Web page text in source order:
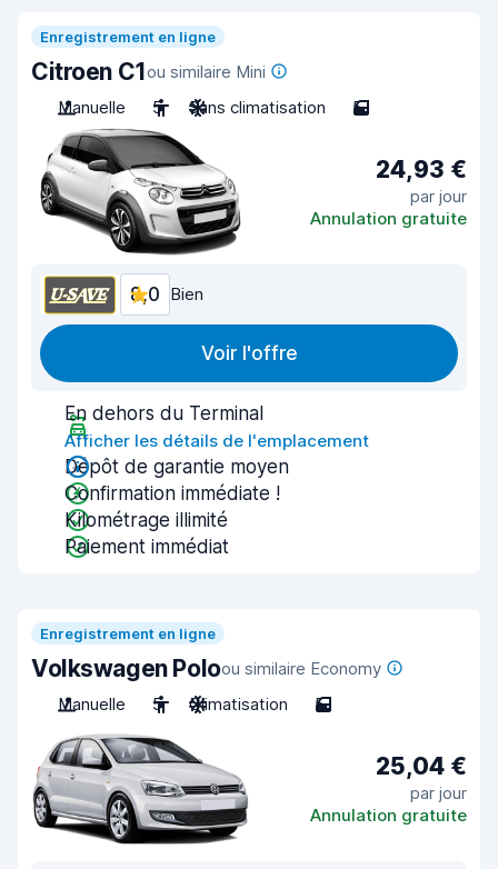
Enregistrement en ligne
Citroen C1ou similaire Mini
Manuelle
5 Sans climatisation 5
24,93 €
par jour
Annulation gratuite
8,0 Bien
Voir l'offre
En dehors du Terminal
Afficher les détails de l'emplacement
Dépôt de garantie moyen
Confirmation immédiate !
Kilométrage illimité
Paiement immédiat
Enregistrement en ligne
Volkswagen Poloou similaire Economy
Manuelle
5 Climatisation 5
25,04 €
par jour
Annulation gratuite